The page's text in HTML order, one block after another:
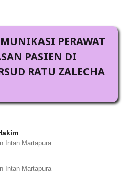
PERAWAT
PASIEN DI
RATU ZALECHA
Intan Martapura
Intan Martapura